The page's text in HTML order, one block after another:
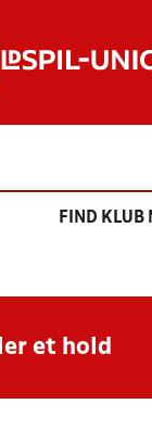
FIND KLUB
et hold